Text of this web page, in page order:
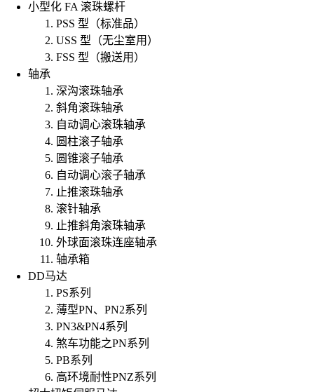
小型化 FA 滚珠螺杆
PSS 型（标准品）
USS 型（无尘室用）
FSS 型（搬送用）
轴承
深沟滚珠轴承
斜角滚珠轴承
自动调心滚珠轴承
圆柱滚子轴承
圆锥滚子轴承
自动调心滚子轴承
止推滚珠轴承
滚针轴承
止推斜角滚珠轴承
外球面滚珠连座轴承
轴承箱
DD马达
PS系列
薄型PN、PN2系列
PN3&PN4系列
煞车功能之PN系列
PB系列
高环境耐性PNZ系列